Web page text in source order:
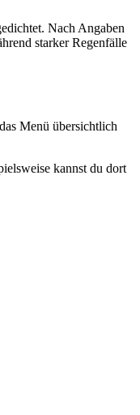
Nach Angaben
starker Regenfälle
Menü übersichtlich
kannst du dort